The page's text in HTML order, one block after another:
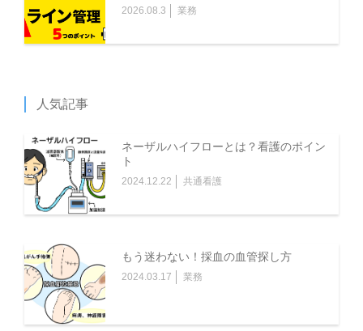
2026.08.3 業務
人気記事
ネーザルハイフローとは？看護のポイン
ト
2024.12.22 共通看護
もう迷わない！採血の血管探し方
2024.03.17 業務